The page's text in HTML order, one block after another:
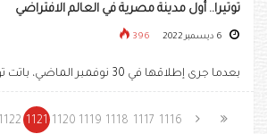
توتيرا.. أول مدينة مصرية في العالم الافتراضي
396
بعدما جرى إطلاقها في 30 نوفمبر الماضي، باتت توتيرا أول .....
1116
1117
1118
1119
1120
1121
1122